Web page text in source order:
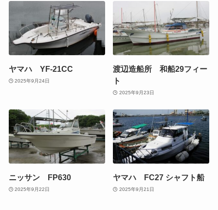
ヤマハ YF-21CC
2025年9月24日
渡辺造船所 和船29フィー
ト
2025年9月23日
ニッサン FP630
2025年9月22日
ヤマハ FC27 シャフト船
2025年9月21日